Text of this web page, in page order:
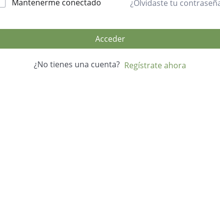
Mantenerme conectado ¿Olvidaste tu
Acceder
¿No tienes una cuenta? Regístrate ahora